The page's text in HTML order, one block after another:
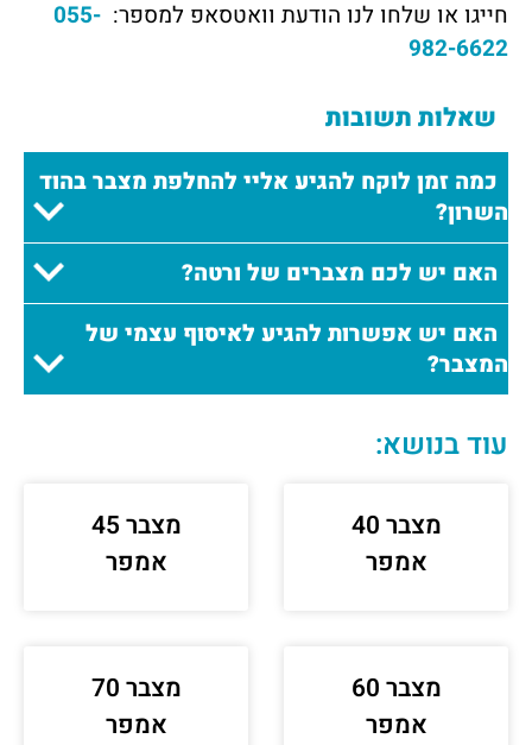
חייגו או שלחו לנו הודעת וואטסאפ למספר: 055-
982-6622
שאלות תשובות
כמה זמן לוקח להגיע אליי להחלפת מצבר בהוד
השרון?
האם יש לכם מצברים של ורטה?
האם יש אפשרות להגיע לאיסוף עצמי של
המצבר?
עוד בנושא:
מצבר 40
אמפר
מצבר 45
אמפר
מצבר 60
אמפר
מצבר 70
אמפר